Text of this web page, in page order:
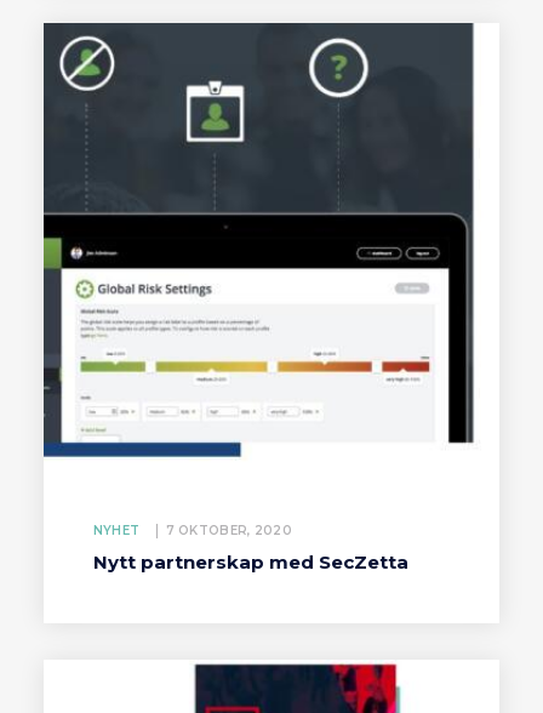
NYHET 7 OKTOBER, 2020
Nytt partnerskap med SecZetta